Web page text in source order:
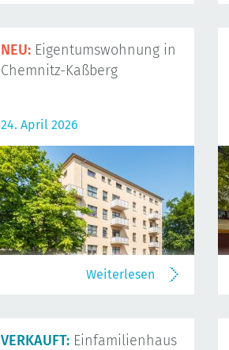
NEU: Eigentumswohnung in
Chemnitz-Kaßberg
24. April 2026
Weiterlesen
VERKAUFT: Einfamilienhaus